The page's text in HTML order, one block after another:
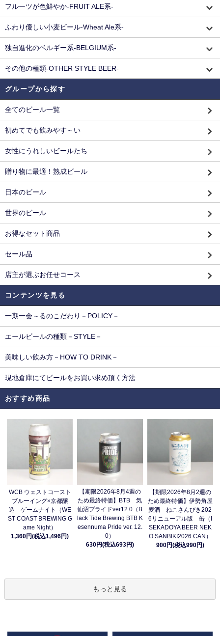
フルーツが色鮮やか-FRUIT ALE系-
ふわり優しい小麦ビール-Wheat Ale系-
独自進化のベルギー系-BELGIUM系-
その他の種類-OTHER STYLE BEER-
グループから探す
全てのビール一覧
初めてでも飲みやす～い
女性にうれしいビールたち
贈り物に最適！熟成ビール
日本のビール
世界のビール
お得なセット商品
セール品
店主が選ぶお任せコース
コンテンツを見る
一期一会～るのこだわり－POLICY－
エールビールの種類－STYLE－
美味しい飲み方－HOW TO DRINK－
現地倉庫にてビールをお買い求め頂く方法
おすすめ商品
WCB ウェストコースト
ブルーイング×京都醸
造 ゲームナイト（WE
ST COAST BREWING G
ame Night）
1,360円(税込1,496円)
【期限2026年8月4週の
ため最終特価】BTB 気
仙沼プライドver12.0（B
lack Tide Brewing BTB K
esennuma Pride ver. 12.
0）
630円(税込693円)
【期限2026年8月2週の
ため最終特価】伊勢角屋
麦酒 ねこさんびき202
6リニューアル版 缶（I
SEKADOYA BEER NEK
O SANBIKI2026 CAN）
900円(税込990円)
もっと見る